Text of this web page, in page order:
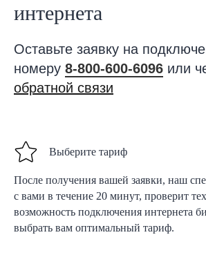
интернета
Оставьте заявку на
номеру 8-800-600-6096 или
обратной связи
Выберите тариф
После получения вашей заявки, наш
с вами в течение 20 минут, проверит
возможность подключения интернета
выбрать вам оптимальный тариф.